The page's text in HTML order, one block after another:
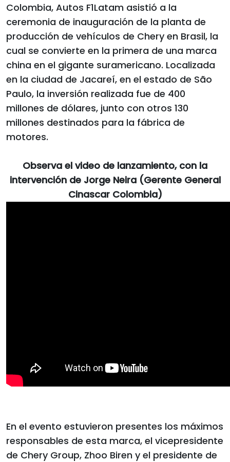
Colombia, Autos F1Latam asistió a la
ceremonia de inauguración de la planta de
producción de vehículos de Chery en Brasil, la
cual se convierte en la primera de una marca
china en el gigante suramericano. Localizada
en la ciudad de Jacareí, en el estado de São
Paulo, la inversión realizada fue de 400
millones de dólares, junto con otros 130
millones destinados para la fábrica de
motores.
Observa el video de lanzamiento, con la
intervención de Jorge Neira (Gerente General
Cinascar Colombia)
En el evento estuvieron presentes los máximos
responsables de esta marca, el vicepresidente
de Chery Group, Zhoo Biren y el presidente de